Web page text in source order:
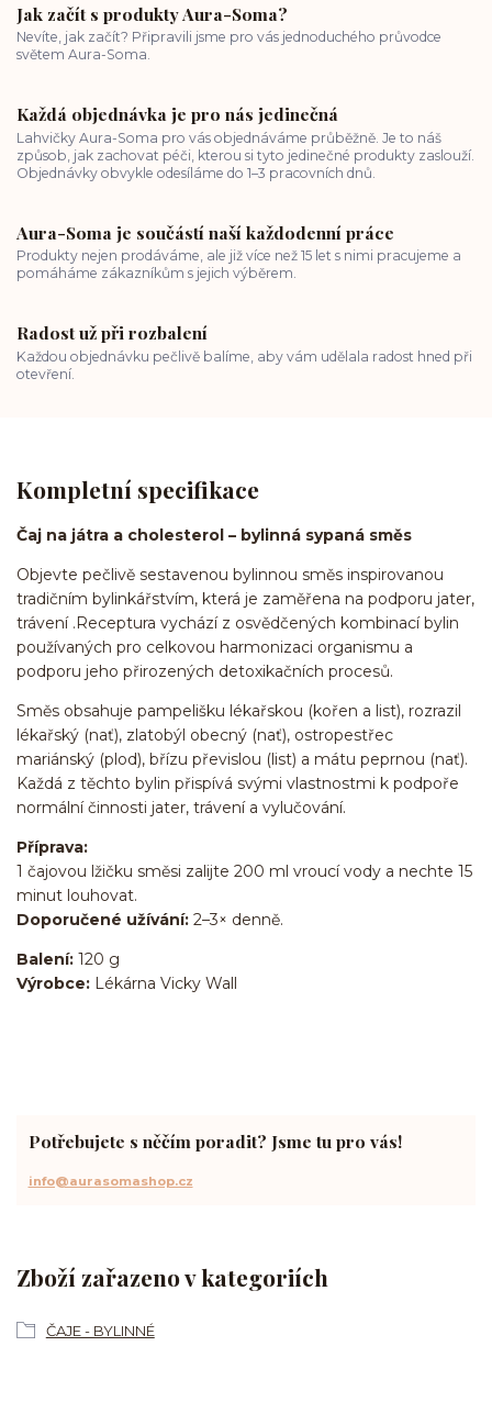
Jak začít s produkty Aura-Soma?
Nevíte, jak začít? Připravili jsme pro vás jednoduchého průvodce
světem Aura-Soma.
Každá objednávka je pro nás jedinečná
Lahvičky Aura-Soma pro vás objednáváme průběžně. Je to náš
způsob, jak zachovat péči, kterou si tyto jedinečné produkty zaslouží.
Objednávky obvykle odesíláme do 1–3 pracovních dnů.
Aura-Soma je součástí naší každodenní práce
Produkty nejen prodáváme, ale již více než 15 let s nimi pracujeme a
pomáháme zákazníkům s jejich výběrem.
Radost už při rozbalení
Každou objednávku pečlivě balíme, aby vám udělala radost hned při
otevření.
Kompletní specifikace
Čaj na játra a cholesterol – bylinná sypaná směs
Objevte pečlivě sestavenou bylinnou směs inspirovanou
tradičním bylinkářstvím, která je zaměřena na podporu jater,
trávení .Receptura vychází z osvědčených kombinací bylin
používaných pro celkovou harmonizaci organismu a
podporu jeho přirozených detoxikačních procesů.
Směs obsahuje pampelišku lékařskou (kořen a list), rozrazil
lékařský (nať), zlatobýl obecný (nať), ostropestřec
mariánský (plod), břízu převislou (list) a mátu peprnou (nať).
Každá z těchto bylin přispívá svými vlastnostmi k podpoře
normální činnosti jater, trávení a vylučování.
Příprava:
1 čajovou lžičku směsi zalijte 200 ml vroucí vody a nechte 15
minut louhovat.
Doporučené užívání: 2–3× denně.
Balení: 120 g
Výrobce: Lékárna Vicky Wall
Zboží zařazeno v kategoriích
ČAJE - BYLINNÉ
Potřebujete s něčím poradit? Jsme tu pro vás!
info@aurasomashop.cz